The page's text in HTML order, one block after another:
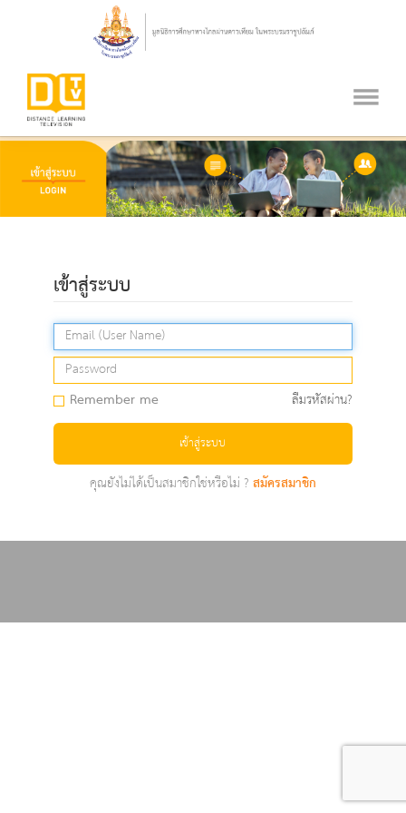
เข้าสู่ระบบ
Remember me ลืมรหัสผ่าน?
เข้าสู่ระบบ
คุณยังไม่ได้เป็นสมาชิกใช่หรือไม่ ?สมัครสมาชิก